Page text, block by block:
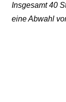
Insgesamt 40
eine Abwahl